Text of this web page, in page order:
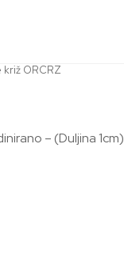
križ ORCRZ
– (Duljina 1cm)